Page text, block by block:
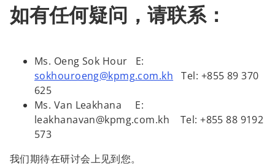
如有任何疑问，请联系：
Ms. Oeng Sok Hour E:
sokhouroeng@kpmg.com.kh Tel: +855 89 370
625
Ms. Van Leakhana E:
leakhanavan@kpmg.com.kh Tel: +855 88 9192
573
我们期待在研讨会上见到您。